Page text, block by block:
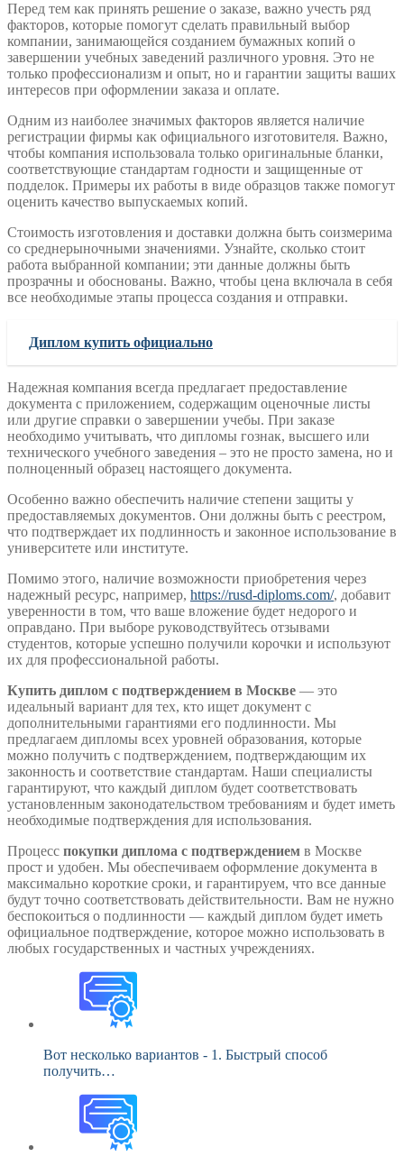
Перед тем как принять решение о заказе, важно учесть ряд
факторов, которые помогут сделать правильный выбор
компании, занимающейся созданием бумажных копий о
завершении учебных заведений различного уровня. Это не
только профессионализм и опыт, но и гарантии защиты ваших
интересов при оформлении заказа и оплате.
Одним из наиболее значимых факторов является наличие
регистрации фирмы как официального изготовителя. Важно,
чтобы компания использовала только оригинальные бланки,
соответствующие стандартам годности и защищенные от
подделок. Примеры их работы в виде образцов также помогут
оценить качество выпускаемых копий.
Стоимость изготовления и доставки должна быть соизмерима
со среднерыночными значениями. Узнайте, сколько стоит
работа выбранной компании; эти данные должны быть
прозрачны и обоснованы. Важно, чтобы цена включала в себя
все необходимые этапы процесса создания и отправки.
Диплом купить официально
Надежная компания всегда предлагает предоставление
документа с приложением, содержащим оценочные листы
или другие справки о завершении учебы. При заказе
необходимо учитывать, что дипломы гознак, высшего или
технического учебного заведения – это не просто замена, но и
полноценный образец настоящего документа.
Особенно важно обеспечить наличие степени защиты у
предоставляемых документов. Они должны быть с реестром,
что подтверждает их подлинность и законное использование в
университете или институте.
Помимо этого, наличие возможности приобретения через
надежный ресурс, например, https://rusd-diploms.com/, добавит
уверенности в том, что ваше вложение будет недорого и
оправдано. При выборе руководствуйтесь отзывами
студентов, которые успешно получили корочки и используют
их для профессиональной работы.
Купить диплом с подтверждением в Москве — это
идеальный вариант для тех, кто ищет документ с
дополнительными гарантиями его подлинности. Мы
предлагаем дипломы всех уровней образования, которые
можно получить с подтверждением, подтверждающим их
законность и соответствие стандартам. Наши специалисты
гарантируют, что каждый диплом будет соответствовать
установленным законодательством требованиям и будет иметь
необходимые подтверждения для использования.
Процесс покупки диплома с подтверждением в Москве
прост и удобен. Мы обеспечиваем оформление документа в
максимально короткие сроки, и гарантируем, что все данные
будут точно соответствовать действительности. Вам не нужно
беспокоиться о подлинности — каждый диплом будет иметь
официальное подтверждение, которое можно использовать в
любых государственных и частных учреждениях.
Вот несколько вариантов - 1. Быстрый способ
получить…